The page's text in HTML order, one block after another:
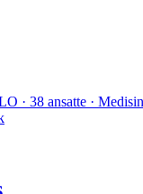
· 38 ansatte ·